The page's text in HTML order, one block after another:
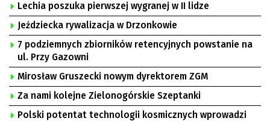
Lechia poszuka pierwszej wygranej w II lidze
Jeździecka rywalizacja w Drzonkowie
7 podziemnych zbiorników retencyjnych powstanie na
ul. Przy Gazowni
Mirosław Gruszecki nowym dyrektorem ZGM
Za nami kolejne Zielonogórskie Szeptanki
Polski potentat technologii kosmicznych wprowadzi